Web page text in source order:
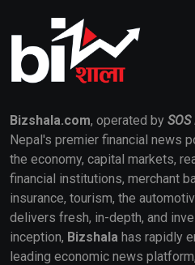
Bizshala.com, operated by
Nepal's premier financial news
the economy, capital markets,
financial institutions, merchant
insurance, tourism, the
delivers fresh, in-depth, and
inception, Bizshala has rapidly
leading economic news